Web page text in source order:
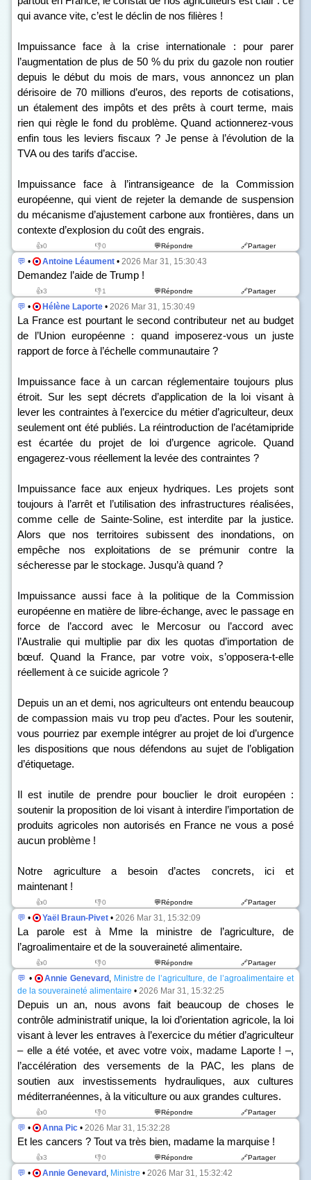
qui avance vite, c’est le déclin de nos filières !
Impuissance face à la crise internationale : pour parer
l’augmentation de plus de 50 % du prix du gazole non routier
depuis le début du mois de mars, vous annoncez un plan
dérisoire de 70 millions d’euros, des reports de cotisations,
un étalement des impôts et des prêts à court terme, mais
rien qui règle le fond du problème. Quand actionnerez-vous
enfin tous les leviers fiscaux ? Je pense à l’évolution de la
TVA ou des tarifs d’accise.
Impuissance face à l’intransigeance de la Commission
européenne, qui vient de rejeter la demande de suspension
du mécanisme d’ajustement carbone aux frontières, dans un
contexte d’explosion du coût des engrais.
👍0 👎0 💬Répondre 🔗Partager
💬 • Antoine Léaument • 2026 Mar 31, 15:30:43
Demandez l’aide de Trump !
👍3 👎1 💬Répondre 🔗Partager
💬 • Hélène Laporte • 2026 Mar 31, 15:30:49
La France est pourtant le second contributeur net au budget
de l’Union européenne : quand imposerez-vous un juste
rapport de force à l’échelle communautaire ?
Impuissance face à un carcan réglementaire toujours plus
étroit. Sur les sept décrets d’application de la loi visant à
lever les contraintes à l’exercice du métier d’agriculteur, deux
seulement ont été publiés. La réintroduction de l’acétamipride
est écartée du projet de loi d’urgence agricole. Quand
engagerez-vous réellement la levée des contraintes ?
Impuissance face aux enjeux hydriques. Les projets sont
toujours à l’arrêt et l’utilisation des infrastructures réalisées,
comme celle de Sainte-Soline, est interdite par la justice.
Alors que nos territoires subissent des inondations, on
empêche nos exploitations de se prémunir contre la
sécheresse par le stockage. Jusqu’à quand ?
Impuissance aussi face à la politique de la Commission
européenne en matière de libre-échange, avec le passage en
force de l’accord avec le Mercosur ou l’accord avec
l’Australie qui multiplie par dix les quotas d’importation de
bœuf. Quand la France, par votre voix, s’opposera-t-elle
réellement à ce suicide agricole ?
Depuis un an et demi, nos agriculteurs ont entendu beaucoup
de compassion mais vu trop peu d’actes. Pour les soutenir,
vous pourriez par exemple intégrer au projet de loi d’urgence
les dispositions que nous défendons au sujet de l’obligation
d’étiquetage.
Il est inutile de prendre pour bouclier le droit européen :
soutenir la proposition de loi visant à interdire l’importation de
produits agricoles non autorisés en France ne vous a posé
aucun problème !
Notre agriculture a besoin d’actes concrets, ici et
maintenant !
👍0 👎0 💬Répondre 🔗Partager
💬 • Yaël Braun-Pivet • 2026 Mar 31, 15:32:09
La parole est à Mme la ministre de l’agriculture, de
l’agroalimentaire et de la souveraineté alimentaire.
👍0 👎0 💬Répondre 🔗Partager
💬 • Annie Genevard , Ministre de l’agriculture, de l’agroalimentaire et
de la souveraineté alimentaire • 2026 Mar 31, 15:32:25
Depuis un an, nous avons fait beaucoup de choses le
contrôle administratif unique, la loi d’orientation agricole, la loi
visant à lever les entraves à l’exercice du métier d’agriculteur
– elle a été votée, et avec votre voix, madame Laporte ! –,
l’accélération des versements de la PAC, les plans de
soutien aux investissements hydrauliques, aux cultures
méditerranéennes, à la viticulture ou aux grandes cultures.
👍0 👎0 💬Répondre 🔗Partager
💬 • Anna Pic • 2026 Mar 31, 15:32:28
Et les cancers ? Tout va très bien, madame la marquise !
👍3 👎0 💬Répondre 🔗Partager
💬 • Annie Genevard , Ministre • 2026 Mar 31, 15:32:42